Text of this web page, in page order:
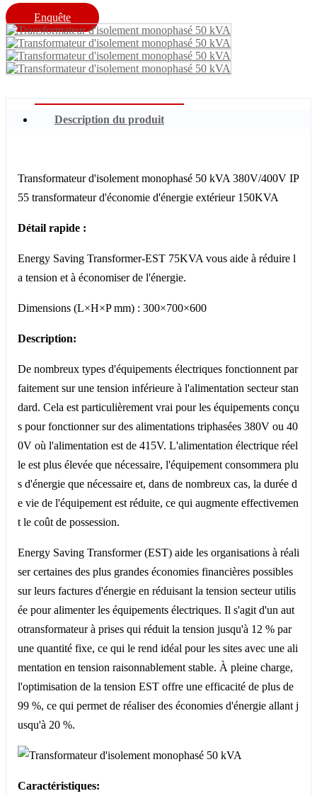
Enquête
Description du produit
Transformateur d'isolement monophasé 50 kVA 380V/400V IP
55 transformateur d'économie d'énergie extérieur 150KVA
Détail rapide :
Energy Saving Transformer-EST 75KVA vous aide à réduire l
a tension et à économiser de l'énergie.
Dimensions (L×H×P mm) : 300×700×600
Description:
De nombreux types d'équipements électriques fonctionnent par
faitement sur une tension inférieure à l'alimentation secteur stan
dard. Cela est particulièrement vrai pour les équipements conçu
s pour fonctionner sur des alimentations triphasées 380V ou 40
0V où l'alimentation est de 415V. L'alimentation électrique réel
le est plus élevée que nécessaire, l'équipement consommera plu
s d'énergie que nécessaire et, dans de nombreux cas, la durée d
e vie de l'équipement est réduite, ce qui augmente effectivemen
t le coût de possession.
Energy Saving Transformer (EST) aide les organisations à réali
ser certaines des plus grandes économies financières possibles
sur leurs factures d'énergie en réduisant la tension secteur utilis
ée pour alimenter les équipements électriques. Il s'agit d'un aut
otransformateur à prises qui réduit la tension jusqu'à 12 % par
une quantité fixe, ce qui le rend idéal pour les sites avec une ali
mentation en tension raisonnablement stable. À pleine charge,
l'optimisation de la tension EST offre une efficacité de plus de
99 %, ce qui permet de réaliser des économies d'énergie allant j
usqu'à 20 %.
Caractéristiques: